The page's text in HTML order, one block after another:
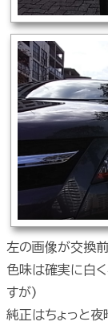
左の画像が交換
色味は確実に白
すが)
純正はちょっと